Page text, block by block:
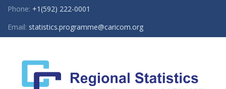
Phone: +1(592) 222-0001
Email: statistics.programme@caricom.org